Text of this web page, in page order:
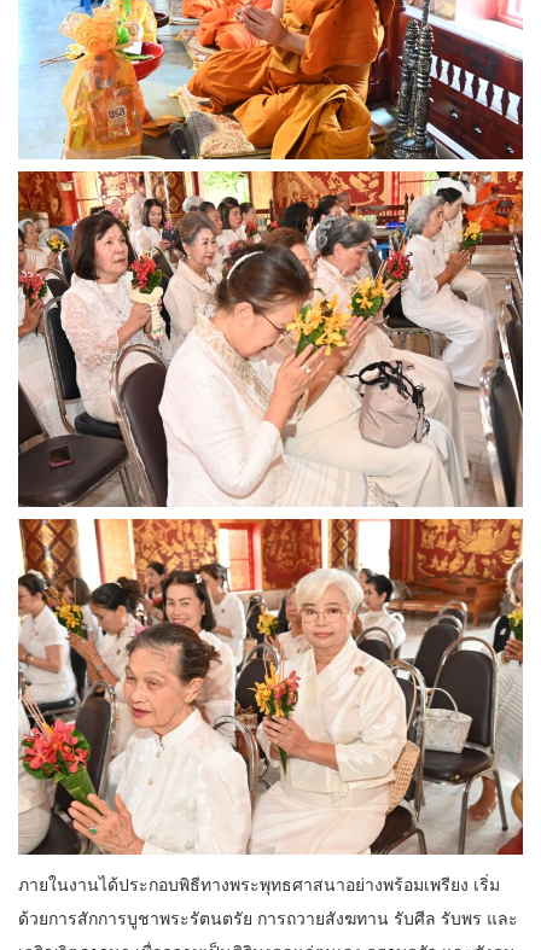
ภายในงานได้ประกอบพิธีทางพระพุทธศาสนาอย่างพร้อมเพรียง เริ่ม
ด้วยการสักการบูชาพระรัตนตรัย การถวายสังฆทาน รับศีล รับพร และ